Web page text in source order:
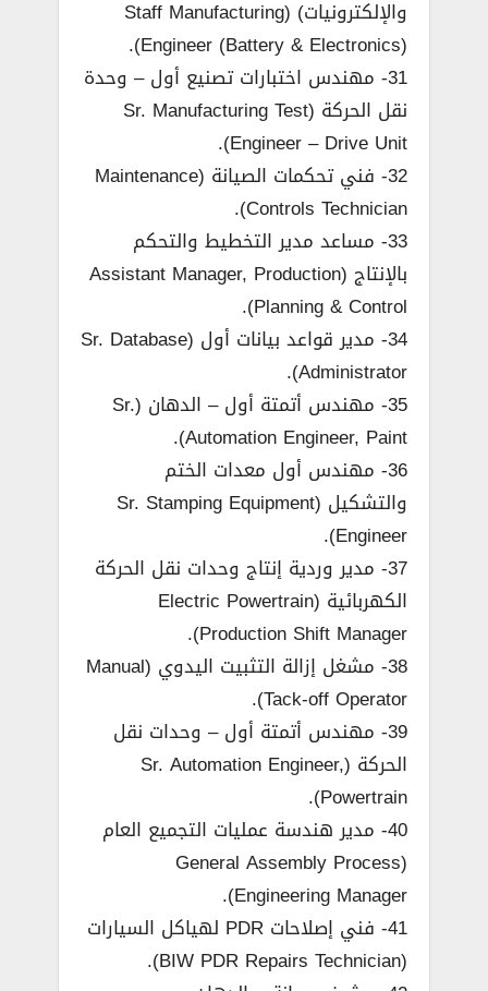
والإلكترونيات) (Staff Manufacturing
Engineer (Battery & Electronics)).
31- مهندس اختبارات تصنيع أول – وحدة
نقل الحركة (Sr. Manufacturing Test
Engineer – Drive Unit).
32- فني تحكمات الصيانة (Maintenance
Controls Technician).
33- مساعد مدير التخطيط والتحكم
بالإنتاج (Assistant Manager, Production
Planning & Control).
34- مدير قواعد بيانات أول (Sr. Database
Administrator).
35- مهندس أتمتة أول – الدهان (Sr.
Automation Engineer, Paint).
36- مهندس أول معدات الختم
والتشكيل (Sr. Stamping Equipment
Engineer).
37- مدير وردية إنتاج وحدات نقل الحركة
الكهربائية (Electric Powertrain
Production Shift Manager).
38- مشغل إزالة التثبيت اليدوي (Manual
Tack-off Operator).
39- مهندس أتمتة أول – وحدات نقل
الحركة (Sr. Automation Engineer,
Powertrain).
40- مدير هندسة عمليات التجميع العام
(General Assembly Process
Engineering Manager).
41- فني إصلاحات PDR لهياكل السيارات
(BIW PDR Repairs Technician).